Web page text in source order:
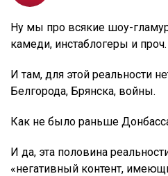
Ну мы про всякие шоу-
камеди, инстаблогеры и проч.
И там, для этой реальности
Белгорода, Брянска, войны.
Как не было раньше
И да, эта половина
«негативный контент,